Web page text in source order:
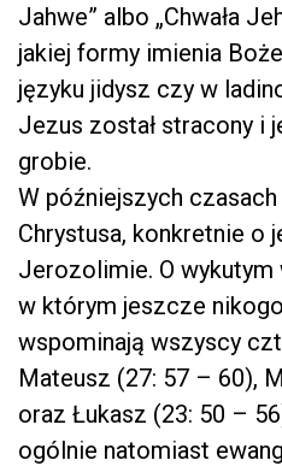
Jahwe” albo „Chwała
jakiej formy imienia
języku jidysz czy w
Jezus został stracony i
grobie.
W późniejszych
Chrystusa, konkretnie o
Jerozolimie. O
w którym jeszcze
wspominają wszyscy
Mateusz (27: 57 – 60),
oraz Łukasz (23: 50 –
ogólnie natomiast